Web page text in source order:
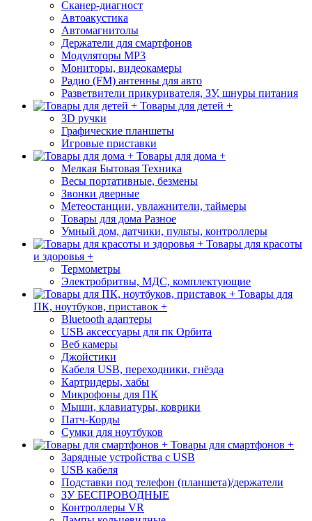
Сканер-диагност
Автоакустика
Автомагнитолы
Держатели для смартфонов
Модуляторы МР3
Мониторы, видеокамеры
Радио (FM) антенны для авто
Разветвители прикуривателя, ЗУ, шнуры питания
Товары для детей +
3D ручки
Графические планшеты
Игровые приставки
Товары для дома +
Мелкая Бытовая Техника
Весы портативные, безмены
Звонки дверные
Метеостанции, увлажнители, таймеры
Товары для дома Разное
Умный дом, датчики, пульты, контроллеры
Товары для красоты
и здоровья +
Термометры
Электробритвы, МДС, комплектующие
Товары для
ПК, ноутбуков, приставок +
Bluetooth адаптеры
USB аксессуары для пк Орбита
Веб камеры
Джойстики
Кабеля USB, переходники, гнёзда
Картридеры, хабы
Микрофоны для ПК
Мыши, клавиатуры, коврики
Патч-Корды
Сумки для ноутбуков
Товары для смартфонов +
Зарядные устройства с USB
USB кабеля
Подставки под телефон (планшета)/держатели
ЗУ БЕСПРОВОДНЫЕ
Контроллеры VR